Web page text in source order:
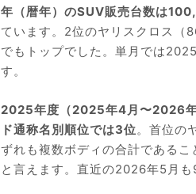
年（暦年）のSUV販売台数は
ています。2位のヤリスクロス（
でもトップでした。単月では
す。
2025年度（2025年4月〜2026
ド通称名別順位では3位。首位の
ずれも複数ボディの合計である
と言えます。直近の2026年5月